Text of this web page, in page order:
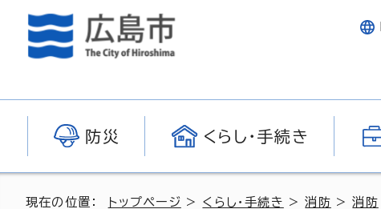
防災 くらし・手続き
現在の位置： トップページ > くらし・手続き >消防 >消防